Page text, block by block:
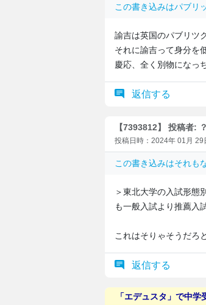
この書き込みはパブリ
諭吉は英国のパブリツ
それに諭吉って身分を
慶応、全く別物になっ
返信する
【7393812】 投稿者:
投稿日時：2024年 01月 29
この書き込みはそれも
＞東北大学の入試形態
も一般入試より推薦入
これはそりゃそうだろ
返信する